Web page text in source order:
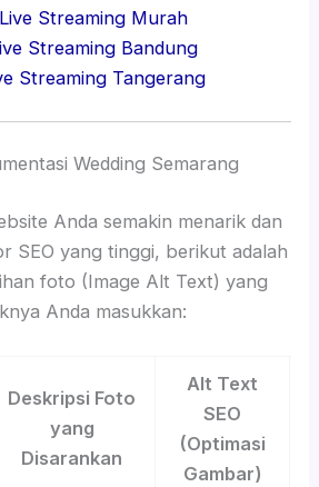
Streaming Murah
Streaming Bandung
Streaming Tangerang
Wedding Semarang
Anda semakin menarik dan
SEO yang tinggi, berikut adalah
foto (Image Alt Text) yang
Anda masukkan:
Deskripsi Foto
yang
Disarankan
Alt Text
SEO
(Optimasi
Gambar)